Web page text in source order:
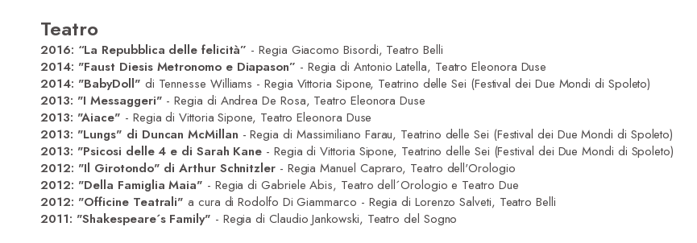
Teatro
2016: “La Repubblica delle felicità” - Regia Giacomo Bisordi, Teatro Belli
2014: "Faust Diesis Metronomo e Diapason” - Regia di Antonio Latella, Teatro Eleonora Duse
2014: "BabyDoll" di Tennesse Williams - Regia Vittoria Sipone, Teatrino delle Sei (Festival dei Due Mondi di Spoleto)
2013: "I Messaggeri" - Regia di Andrea De Rosa, Teatro Eleonora Duse
2013: "Aiace" - Regia di Vittoria Sipone, Teatro Eleonora Duse
2013: "Lungs" di Duncan McMillan - Regia di Massimiliano Farau, Teatrino delle Sei (Festival dei Due Mondi di Spoleto)
2013: "Psicosi delle 4 e di Sarah Kane - Regia di Vittoria Sipone, Teatrino delle Sei (Festival dei Due Mondi di Spoleto)
2012: "Il Girotondo" di Arthur Schnitzler - Regia Manuel Capraro, Teatro dell'Orologio
2012: "Della Famiglia Maia" - Regia di Gabriele Abis, Teatro dell´Orologio e Teatro Due
2012: "Officine Teatrali"a cura di Rodolfo Di Giammarco - Regia di Lorenzo Salveti, Teatro Belli
2011: "Shakespeare´s Family" - Regia di Claudio Jankowski, Teatro del Sogno